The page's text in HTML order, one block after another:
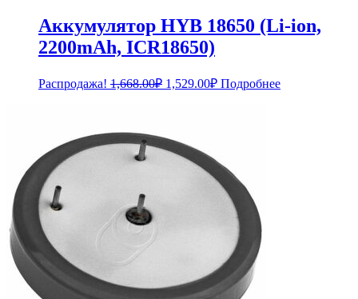
Аккумулятор HYB 18650 (Li-ion,
2200mAh, ICR18650)
Распродажа! 1,668.00₽ Первоначальная
1,529.00₽Текущая
цена:
Подробнее